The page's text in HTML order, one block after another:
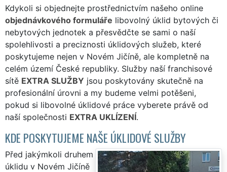
Kdykoli si objednejte prostřednictvím našeho online
objednávkového formuláře libovolný úklid bytových či
nebytových jednotek a přesvědčte se sami o naší
spolehlivosti a preciznosti úklidových služeb, které
poskytujeme nejen v Novém Jičíně, ale kompletně na
celém území České republiky. Služby naší franchisové
sítě EXTRA SLUŽBY jsou poskytovány skutečně na
profesionální úrovni a my budeme velmi potěšeni,
pokud si libovolné úklidové práce vyberete právě od
naší společnosti EXTRA UKLÍZENÍ.
KDE POSKYTUJEME NAŠE ÚKLIDOVÉ SLUŽBY
Před jakýmkoli druhem
úklidu v Novém Jičíně